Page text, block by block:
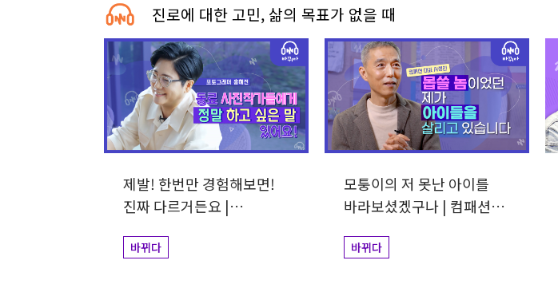
진로에 대한 고민, 삶의 목표가 없을 때
제발! 한번만 경험해보면!
진짜 다르거든요 |
바뀌다
모퉁이의 저 못난 아이를
바라보셨겠구나 | 컴패션
바뀌다